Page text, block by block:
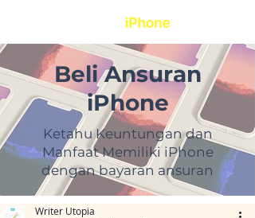
Beli Ansuran
iPhone
Ketahu Keuntungan dan
Manfaat Memiliki iPhone
dengan bayaran ansuran
Writer Utopia